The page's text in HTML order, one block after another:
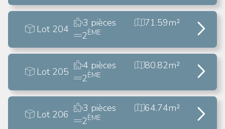
Lot 204
3 pièces
71.59m²
2ÈME
Lot 205
4 pièces
80.82m²
2ÈME
Lot 206
3 pièces
64.74m²
2ÈME